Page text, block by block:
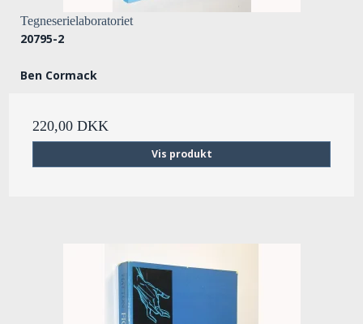
Tegneserielaboratoriet
20795-2
Ben Cormack
220,00 DKK
Vis produkt